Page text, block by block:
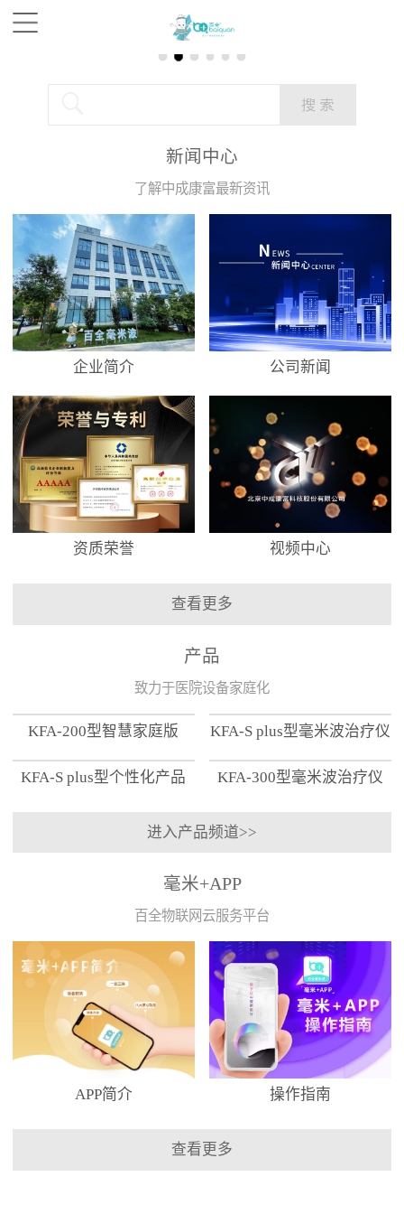
新闻中心
了解中成康富最新资讯
企业简介 公司新闻
资质荣誉 视频中心
查看更多
产品
致力于医院设备家庭化
KFA-200型智慧家庭版 KFA-S plus型毫米波治疗仪
KFA-S plus型个性化产品
KFA-300型毫米波治疗仪
进入产品频道>>
毫米+APP
百全物联网云服务平台
APP简介 操作指南
查看更多